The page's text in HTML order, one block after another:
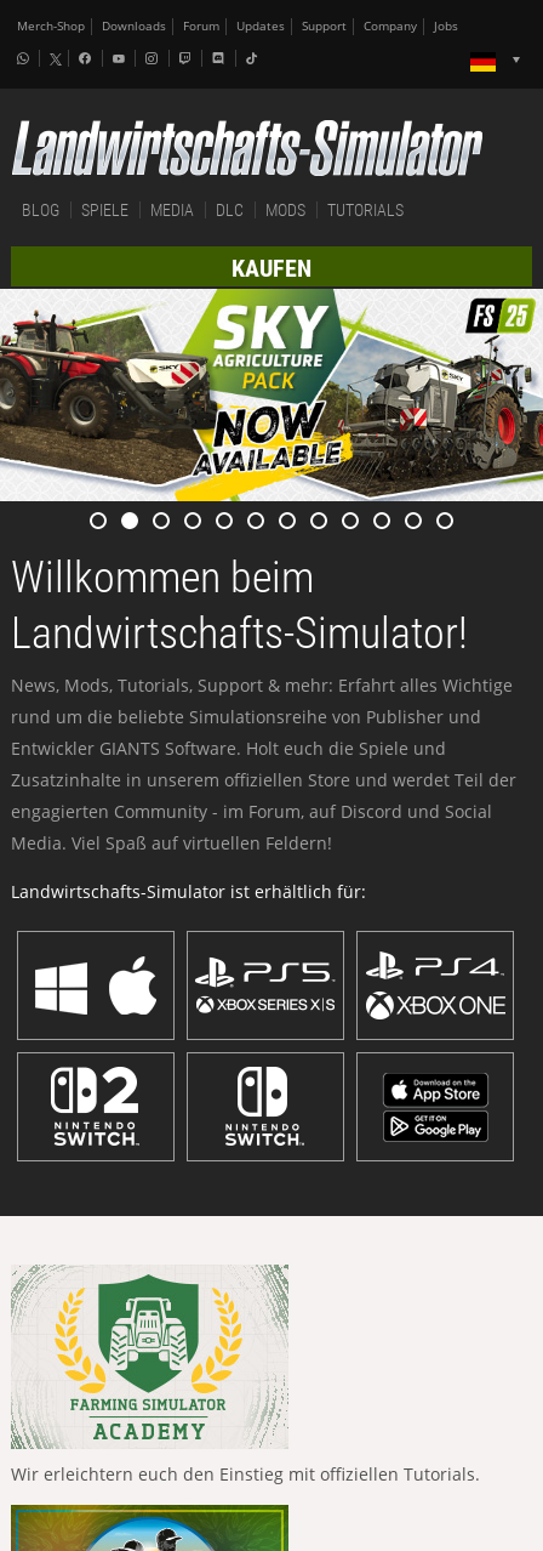
Merch-Shop Downloads Forum Updates Support Company Jobs
BLOG SPIELE MEDIA DLC MODS TUTORIALS
KAUFEN
Willkommen beim
Landwirtschafts-Simulator!
News, Mods, Tutorials, Support & mehr: Erfahrt alles Wichtige
rund um die beliebte Simulationsreihe von Publisher und
Entwickler GIANTS Software. Holt euch die Spiele und
Zusatzinhalte in unserem offiziellen Store und werdet Teil der
engagierten Community - im Forum, auf Discord und Social
Media. Viel Spaß auf virtuellen Feldern!
Landwirtschafts-Simulator ist erhältlich für:
Wir erleichtern euch den Einstieg mit offiziellen Tutorials.